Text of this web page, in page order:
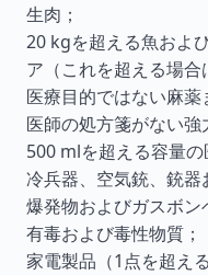
生肉；
20 kgを超える魚およ
ア（これを超える場合
医療目的ではない麻薬
医師の処方箋がない強
500 mlを超える容量の
冷兵器、空気銃、銃器
爆発物およびガスボン
有毒および毒性物質；
家電製品（1点を超え